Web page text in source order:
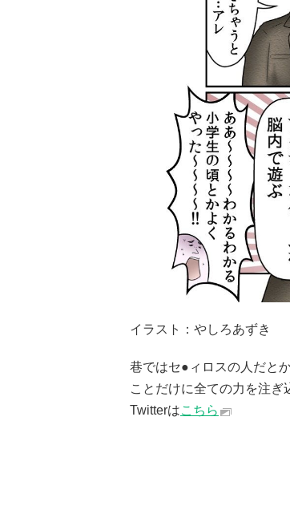
イラスト：やしろあずき
巷ではセ●ィロスの人だと
ことだけに全ての力を注ぎ
Twitterはこちら